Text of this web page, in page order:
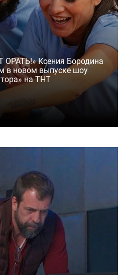
Ксения Бородина
в новом выпуске шоу
на ТНТ